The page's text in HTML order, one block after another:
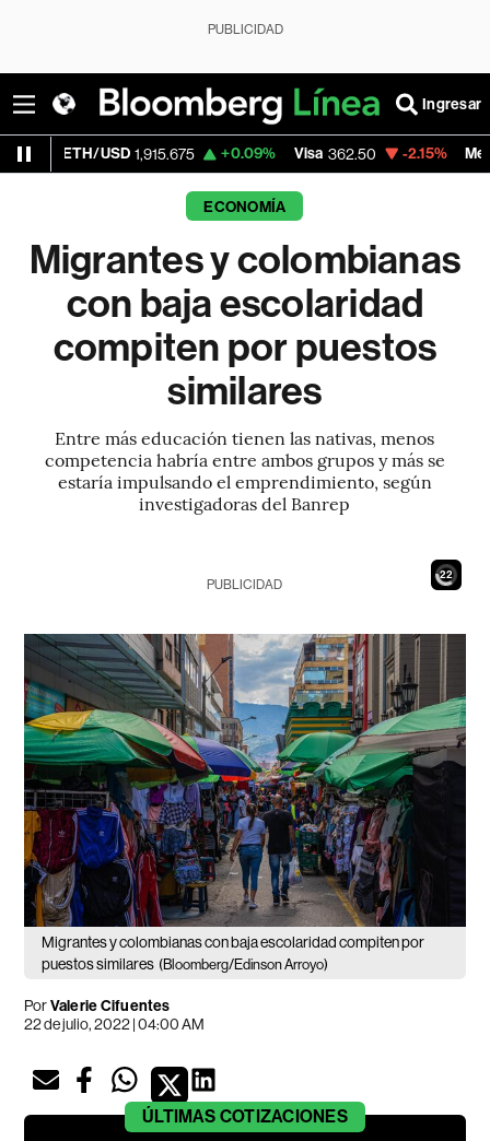
PUBLICIDAD
Ingresar
1,915.675 +0.09% Visa 362.50 -2.15% MercadoLibre
ECONOMÍA
Migrantes y colombianas
con baja escolaridad
compiten por puestos
similares
Entre más educación tienen las nativas, menos
competencia habría entre ambos grupos y más se
estaría impulsando el emprendimiento, según
investigadoras del Banrep
20
PUBLICIDAD
Migrantes y colombianas con baja escolaridad compiten por
puestos similares (Bloomberg/Edinson Arroyo)
PorValerie Cifuentes
22 de julio, 2022 | 04:00 AM
ÚLTIMAS COTIZACIONES